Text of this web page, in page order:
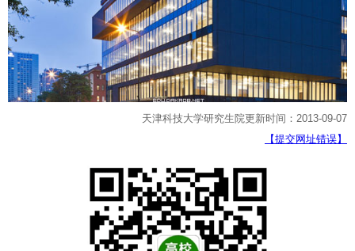
天津科技大学研究生院更新时间：2013-09-07
【提交网址错误】